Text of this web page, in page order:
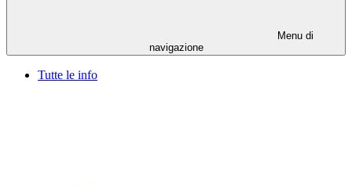
Menu di
navigazione
Tutte le info